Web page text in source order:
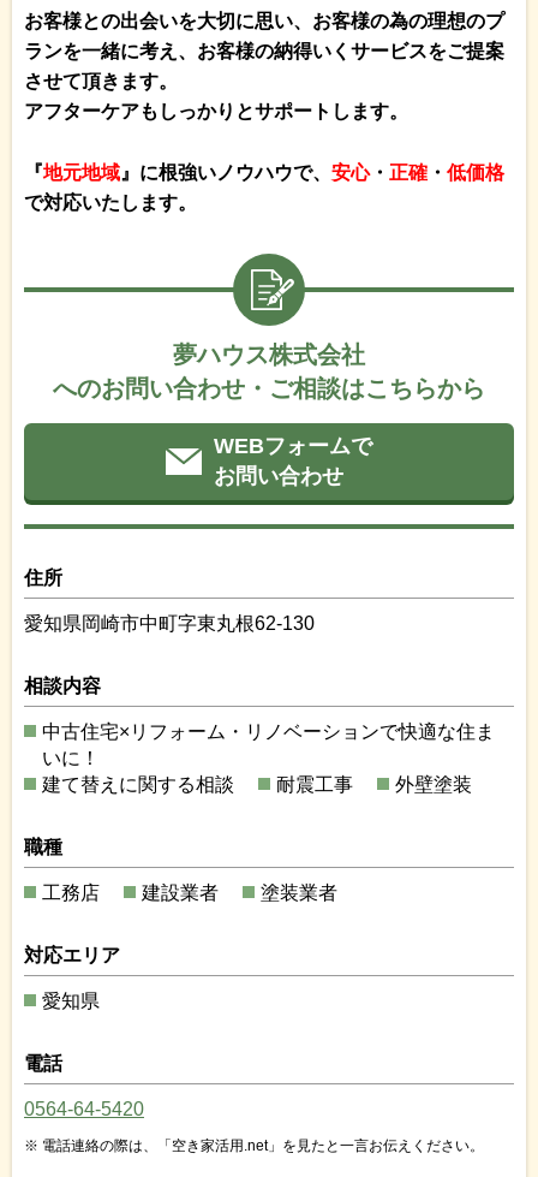
お客様との出会いを大切に思い、お客様の為の理想のプ
ランを一緒に考え、お客様の納得いくサービスをご提案
させて頂きます。
アフターケアもしっかりとサポートします。
『地元地域 』に根強いノウハウで、 安心・ 正確 ・ 低価格
で対応いたします。
夢ハウス株式会社
へのお問い合わせ・ご相談はこちらから
WEBフォームで
お問い合わせ
住所
愛知県岡崎市中町字東丸根62-130
相談内容
中古住宅×リフォーム・リノベーションで快適な住ま
いに！
建て替えに関する相談
耐震工事 外壁塗装
職種
工務店 建設業者 塗装業者
対応エリア
愛知県
電話
0564-64-5420
電話連絡の際は、「空き家活用.net」を見たと一言お伝えください。